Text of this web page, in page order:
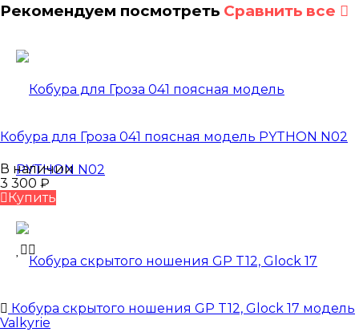
Рекомендуем посмотреть Сравнить все
Кобура для Гроза 041 поясная модель PYTHON N02
В наличии
3 300 ₽
Купить
Кобура скрытого ношения GP T12, Glock 17 модель
Valkyrie